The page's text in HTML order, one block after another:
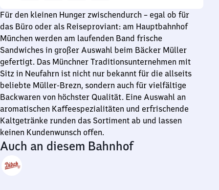
Uhr
Für den kleinen Hunger zwischendurch – egal ob für
das Büro oder als Reiseproviant: am Hauptbahnhof
München werden am laufenden Band frische
Sandwiches in großer Auswahl beim Bäcker Müller
gefertigt. Das Münchner Traditionsunternehmen mit
Sitz in Neufahrn ist nicht nur bekannt für die allseits
beliebte Müller-Brezn, sondern auch für vielfältige
Backwaren von höchster Qualität. Eine Auswahl an
aromatischen Kaffeespezialitäten und erfrischende
Kaltgetränke runden das Sortiment ab und lassen
keinen Kundenwunsch offen.
Auch an diesem Bahnhof